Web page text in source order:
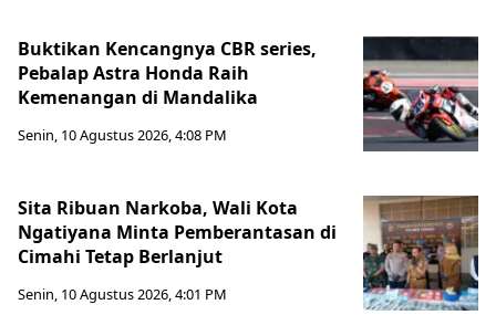
Buktikan Kencangnya CBR series,
Pebalap Astra Honda Raih
Kemenangan di Mandalika
Senin, 10 Agustus 2026, 4:08 PM
Sita Ribuan Narkoba, Wali Kota
Ngatiyana Minta Pemberantasan di
Cimahi Tetap Berlanjut
Senin, 10 Agustus 2026, 4:01 PM